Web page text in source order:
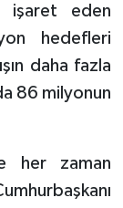
işaret eden
hedefleri
daha fazla
86 milyonun
her zaman